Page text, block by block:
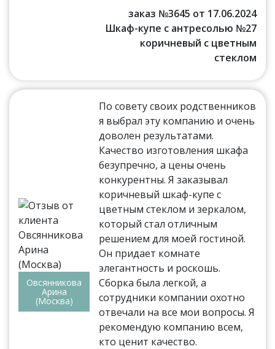
заказ №3645 от 17.06.2024
Шкаф-купе с антресолью №27
коричневый с цветным
стеклом
Овсянникова
Арина
(Москва)
По совету своих родственников
я выбрал эту компанию и очень
доволен результатами.
Качество изготовления шкафа
безупречно, а цены очень
конкурентны. Я заказывал
коричневый шкаф-купе с
цветным стеклом и зеркалом,
который стал отличным
решением для моей гостиной.
Он придает комнате
элегантность и роскошь.
Сборка была легкой, а
сотрудники компании охотно
отвечали на все мои вопросы. Я
рекомендую компанию всем,
кто ценит качество.